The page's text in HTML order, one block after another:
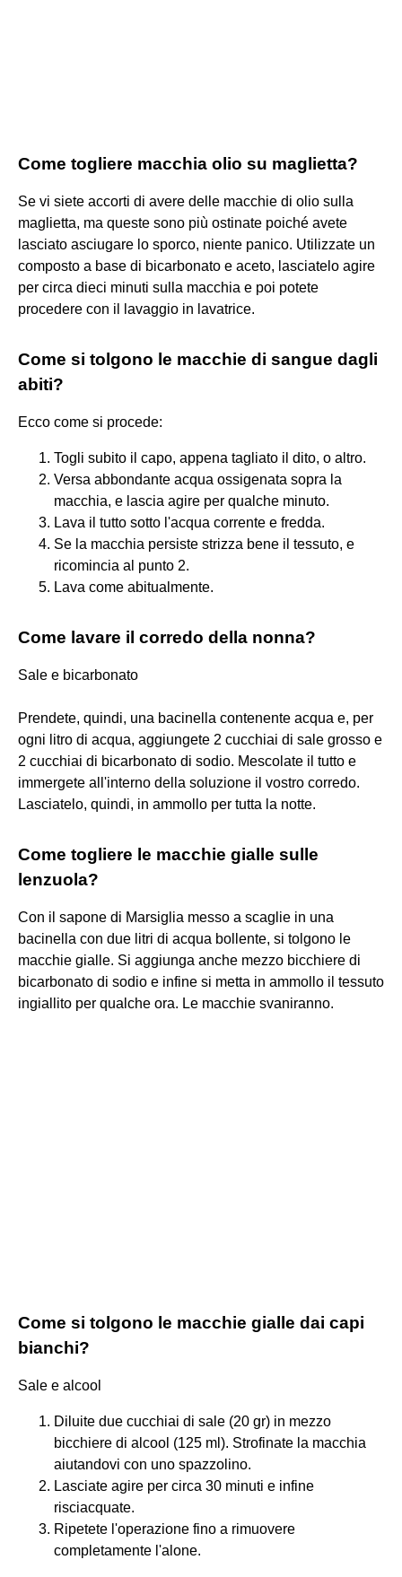
Come togliere macchia olio su maglietta?
Se vi siete accorti di avere delle macchie di olio sulla
maglietta, ma queste sono più ostinate poiché avete
lasciato asciugare lo sporco, niente panico. Utilizzate un
composto a base di bicarbonato e aceto, lasciatelo agire
per circa dieci minuti sulla macchia e poi potete
procedere con il lavaggio in lavatrice.
Come si tolgono le macchie di sangue dagli
abiti?
Ecco come si procede:
Togli subito il capo, appena tagliato il dito, o altro.
Versa abbondante acqua ossigenata sopra la
macchia, e lascia agire per qualche minuto.
Lava il tutto sotto l'acqua corrente e fredda.
Se la macchia persiste strizza bene il tessuto, e
ricomincia al punto 2.
Lava come abitualmente.
Come lavare il corredo della nonna?
Sale e bicarbonato
Prendete, quindi, una bacinella contenente acqua e, per
ogni litro di acqua, aggiungete 2 cucchiai di sale grosso e
2 cucchiai di bicarbonato di sodio. Mescolate il tutto e
immergete all'interno della soluzione il vostro corredo.
Lasciatelo, quindi, in ammollo per tutta la notte.
Come togliere le macchie gialle sulle
lenzuola?
Con il sapone di Marsiglia messo a scaglie in una
bacinella con due litri di acqua bollente, si tolgono le
macchie gialle. Si aggiunga anche mezzo bicchiere di
bicarbonato di sodio e infine si metta in ammollo il tessuto
ingiallito per qualche ora. Le macchie svaniranno.
Come si tolgono le macchie gialle dai capi
bianchi?
Sale e alcool
Diluite due cucchiai di sale (20 gr) in mezzo
bicchiere di alcool (125 ml). Strofinate la macchia
aiutandovi con uno spazzolino.
Lasciate agire per circa 30 minuti e infine
risciacquate.
Ripetete l'operazione fino a rimuovere
completamente l'alone.